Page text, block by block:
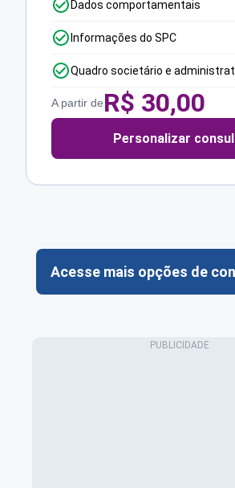
Dados comportamentais
Informações do SPC
Quadro societário e
A partir deR$ 30,00
Personalizar
Acesse mais opções de